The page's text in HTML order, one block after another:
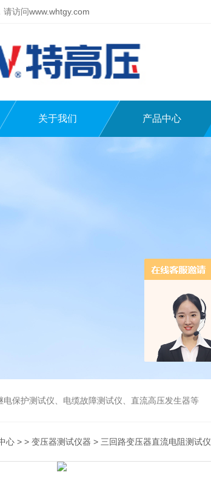
请访问www.whtgy.com
关于我们 产品中心
电保护测试仪、电缆故障测试仪、直流高压发生器等
心 > > 变压器测试仪器 > 三回路变压器直流电阻测试仪